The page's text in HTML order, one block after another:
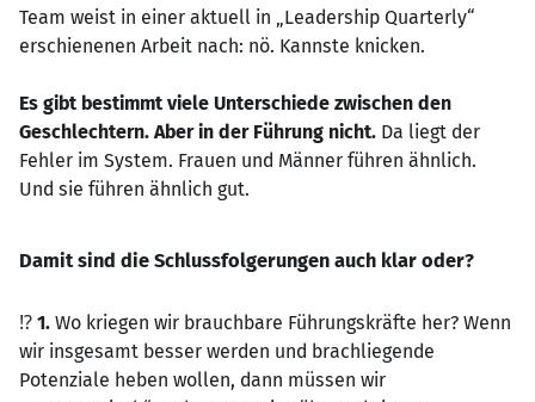
Team weist in einer aktuell in „Leadership Quarterly“
erschienenen Arbeit nach: nö. Kannste knicken.
Es gibt bestimmt viele Unterschiede zwischen den
Geschlechtern. Aber in der Führung nicht. Da liegt der
Fehler im System. Frauen und Männer führen ähnlich.
Und sie führen ähnlich gut.
Damit sind die Schlussfolgerungen auch klar oder?
⁉️ 1. Wo kriegen wir brauchbare Führungskräfte her? Wenn
wir insgesamt besser werden und brachliegende
Potenziale heben wollen, dann müssen wir